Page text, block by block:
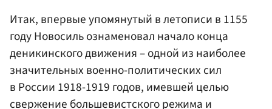
Итак, впервые упомянутый в летописи в 1155
году Новосиль ознаменовал начало конца
деникинского движения – одной из наиболее
значительных военно-политических сил
в России 1918-1919 годов, имевшей целью
свержение большевистского режима и